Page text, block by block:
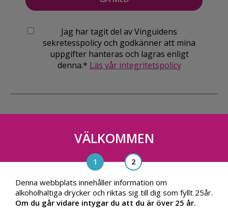
Jag har tagit del av Vinguidens
sekretesspolicy och godkänner att mina
uppgifter hanteras och lagras enligt
denna.* Läs vår integritetspolicy
Vinguiden Nordic AB
Blasieholmsgatan 4A, 111 48, Stockholm
info@vinguiden.com
VÄLKOMMEN
Denna webbplats innehåller information om
alkoholhaltiga drycker och riktas sig till dig som fyllt 25år.
Om du går vidare intygar du att du är över 25 år.